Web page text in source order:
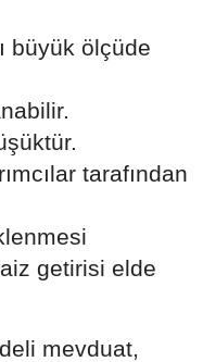
büyük ölçüde
tarafından
getirisi elde
mevduat,